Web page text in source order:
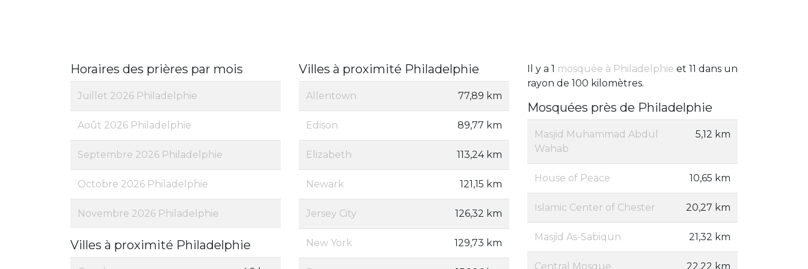
Horaires des prières par mois
Juillet 2026 Philadelphie
Août 2026 Philadelphie
Septembre 2026 Philadelphie
Octobre 2026 Philadelphie
Novembre 2026 Philadelphie
Villes à proximité Philadelphie
Villes à proximité Philadelphie
Allentown 77,89 km
Edison 89,77 km
Elizabeth 113,24 km
Newark 121,15 km
Jersey City 126,32 km
New York 129,73 km
Il y a 1 mosquée à Philadelphie et 11 dans un
rayon de 100 kilomètres.
Mosquées près de Philadelphie
Masjid Muhammad Abdul
Wahab
5,12 km
House of Peace 10,65 km
Islamic Center of Chester 20,27 km
Masjid As-Sabiqun 21,32 km
Central Mosque 22,22 km